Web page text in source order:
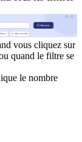
vous cliquez sur
quand le filtre se
le nombre